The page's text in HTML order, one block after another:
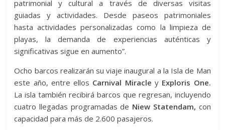
patrimonial y cultural a través de diversas visitas
guiadas y actividades. Desde paseos patrimoniales
hasta actividades personalizadas como la limpieza de
playas, la demanda de experiencias auténticas y
significativas sigue en aumento”.
Ocho barcos realizarán su viaje inaugural a la Isla de Man
este año, entre ellos Carnival Miracle y Exploris One.
La isla también recibirá barcos que regresan, incluyendo
cuatro llegadas programadas de Niew Statendam, con
capacidad para más de 2.600 pasajeros.